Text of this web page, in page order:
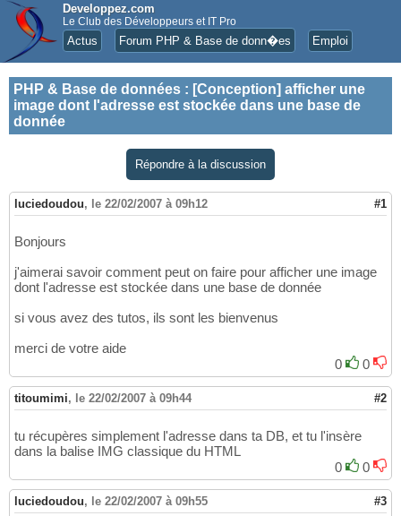
Developpez.com
Le Club des Développeurs et IT Pro
Actus Forum PHP & Base de donn�es Emploi
PHP & Base de données : [Conception] afficher une
image dont l'adresse est stockée dans une base de
donnée
Répondre à la discussion
luciedoudou, le 22/02/2007 à 09h12 #1
Bonjours
j'aimerai savoir comment peut on faire pour afficher une image
dont l'adresse est stockée dans une base de donnée
si vous avez des tutos, ils sont les bienvenus
merci de votre aide
0
0
titoumimi, le 22/02/2007 à 09h44 #2
tu récupères simplement l'adresse dans ta DB, et tu l'insère
dans la balise IMG classique du HTML
0
0
luciedoudou, le 22/02/2007 à 09h55 #3